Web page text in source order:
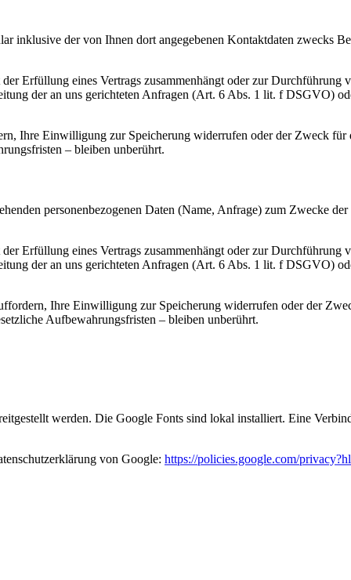
inklusive der von Ihnen dort angegebenen Kontaktdaten zwecks
Erfüllung eines Vertrags zusammenhängt oder zur Durchführung
der an uns gerichteten Anfragen (Art. 6 Abs. 1 lit. f DSGVO)
Ihre Einwilligung zur Speicherung widerrufen oder der Zweck für
– bleiben unberührt.
personenbezogenen Daten (Name, Anfrage) zum Zwecke
Erfüllung eines Vertrags zusammenhängt oder zur Durchführung
der an uns gerichteten Anfragen (Art. 6 Abs. 1 lit. f DSGVO)
Ihre Einwilligung zur Speicherung widerrufen oder der
Aufbewahrungsfristen – bleiben unberührt.
werden. Die Google Fonts sind lokal installiert. Eine
von Google: https://policies.google.com/